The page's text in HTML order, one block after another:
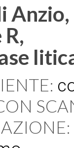
Anzio,